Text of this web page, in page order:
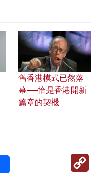
舊香港模式已然落
幕──恰是香港開新
篇章的契機